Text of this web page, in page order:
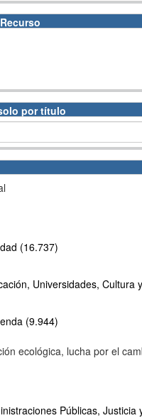
por título
(16.737)
Universidades, Cultura
(9.944)
ecológica, lucha por el
Públicas, Justicia